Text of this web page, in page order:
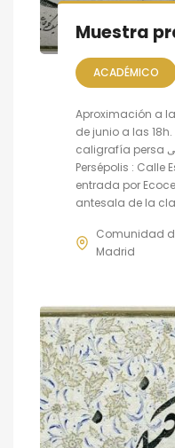
ACADÉMICO
Aproximación a
de junio a las
caligrafía persa خوشنویسی فارسی En Centro
Persépolis : Calle
entrada por
antesala de la
Comunidad
Madrid